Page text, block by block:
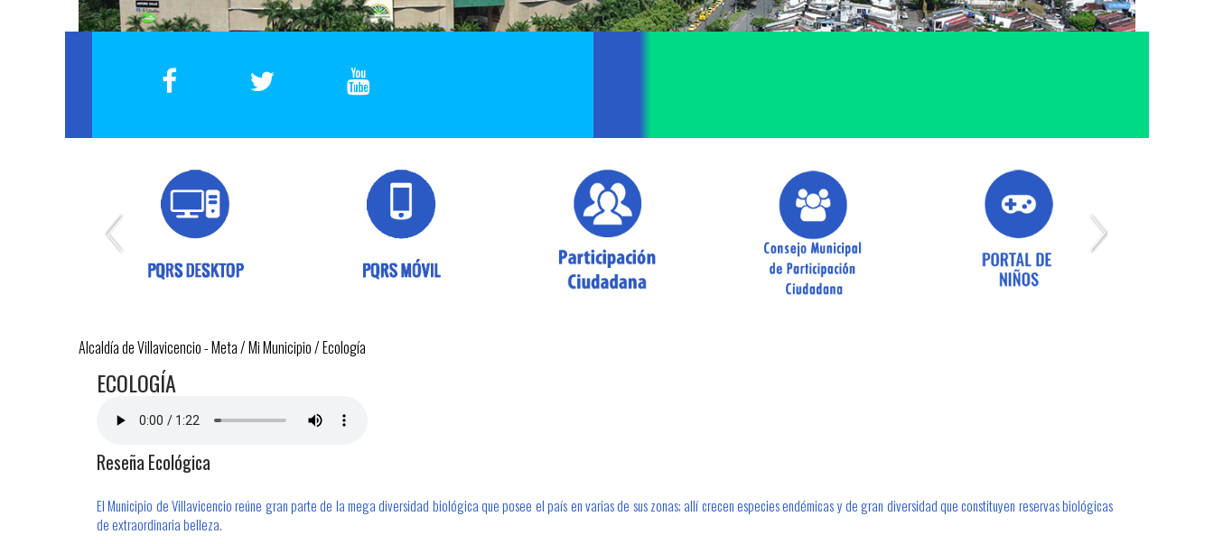
Alcaldía de Villavicencio - Meta/Mi Municipio/Ecología
​E​COLOGÍA
Reseña Ecológica
El Municipio de Villavicencio reúne gran parte de la mega diversidad biológica que posee el país en varias de sus zonas; allí crecen especies endémicas y de gran diversidad que constituyen reservas biológicas
de extraordinaria belleza.